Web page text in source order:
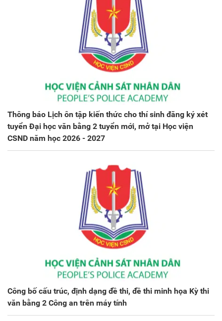
Thông báo Lịch ôn tập kiến thức cho thí sinh đăng ký xét
tuyển Đại học văn bằng 2 tuyển mới, mở tại Học viện
CSND năm học 2026 - 2027
Công bố cấu trúc, định dạng đề thi, đề thi minh họa Kỳ thi
văn bằng 2 Công an trên máy tính